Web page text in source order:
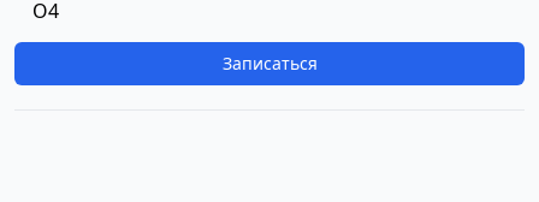
O4
Записаться